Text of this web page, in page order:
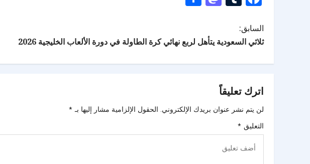
السابق:
ثلاثي السعودية يتأهل لربع نهائي كرة الطاولة في دورة الألعاب الخليجية 2026
اترك تعليقاً
لن يتم نشر عنوان بريدك الإلكتروني. الحقول الإلزامية مشار إليها بـ *
التعليق *